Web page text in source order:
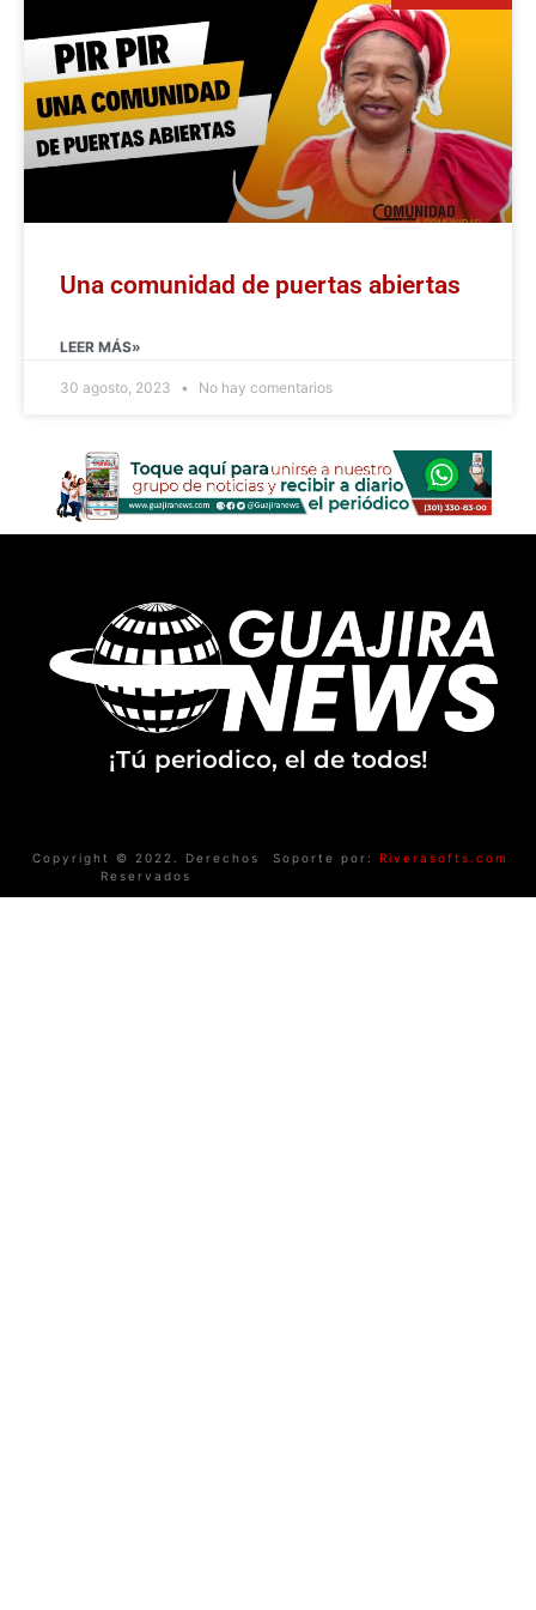
Una comunidad de puertas abiertas
LEER MÁS»
30 agosto, 2023 No hay comentarios
¡Tú periodico, el de todos!
Copyright © 2022. Derechos
Reservados
Soporte por: Riverasofts.com